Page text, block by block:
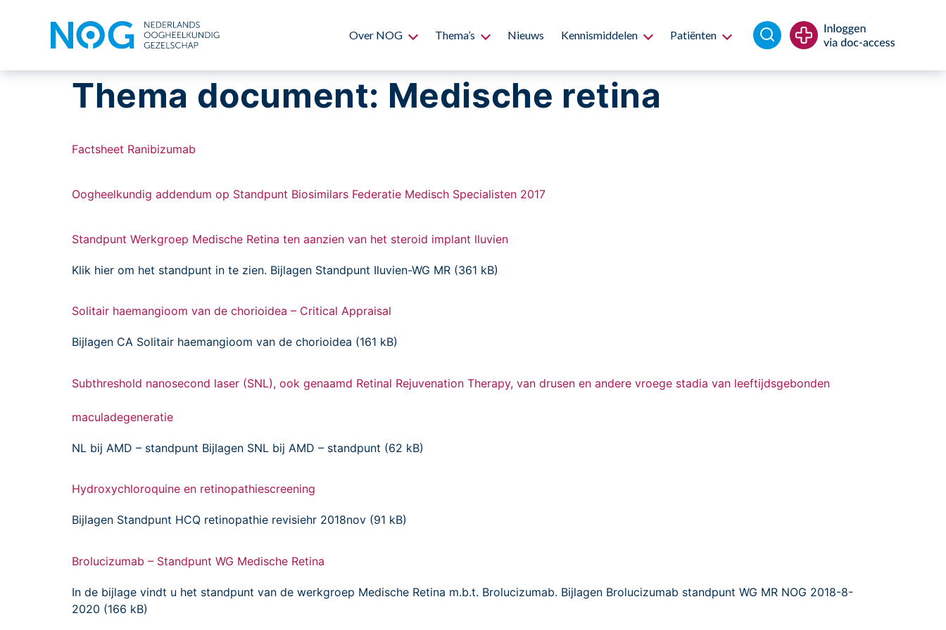
Over NOG Thema’s Nieuws Kennismiddelen Patiënten
Thema document: Medische retina
Factsheet Ranibizumab
Oogheelkundig addendum op Standpunt Biosimilars Federatie Medisch Specialisten 2017
Standpunt Werkgroep Medische Retina ten aanzien van het steroid implant lluvien
Klik hier om het standpunt in te zien. Bijlagen Standpunt Iluvien-WG MR (361 kB)
Solitair haemangioom van de chorioidea – Critical Appraisal
Bijlagen CA Solitair haemangioom van de chorioidea (161 kB)
Subthreshold nanosecond laser (SNL), ook genaamd Retinal Rejuvenation Therapy, van drusen en andere vroege stadia van leeftijdsgebonden
maculadegeneratie
NL bij AMD – standpunt Bijlagen SNL bij AMD – standpunt (62 kB)
Hydroxychloroquine en retinopathiescreening
Bijlagen Standpunt HCQ retinopathie revisiehr 2018nov (91 kB)
Brolucizumab – Standpunt WG Medische Retina
In de bijlage vindt u het standpunt van de werkgroep Medische Retina m.b.t. Brolucizumab. Bijlagen Brolucizumab standpunt WG MR NOG 2018-8-
2020 (166 kB)